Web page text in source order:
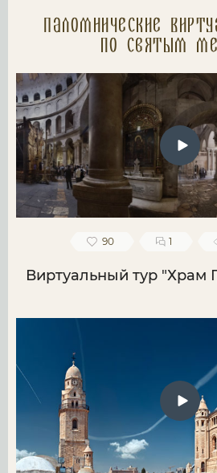
Паломнические
по святым
90 1
Виртуальный тур "Храм